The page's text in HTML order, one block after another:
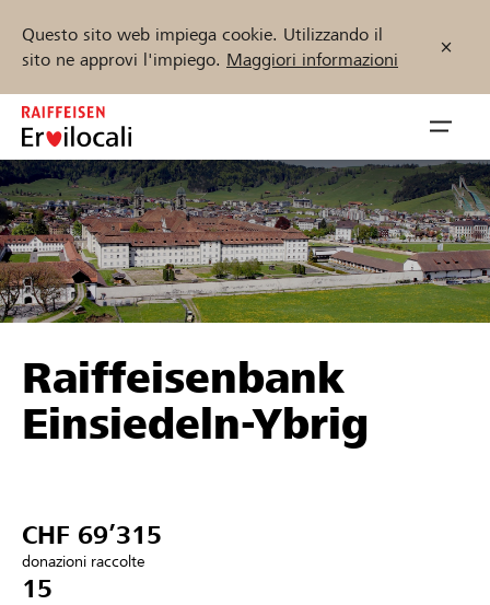
Questo sito web impiega cookie. Utilizzando il
sito ne approvi l'impiego. Maggiori informazioni
Zum
Inhalt
springen
öffnen
Sostenere
Aiuto & supporto
Trova progetti e organizzazioni
Inizia ora
Raiffeisenbank
Einsiedeln-Ybrig
CHF 69’315
donazioni raccolte
15